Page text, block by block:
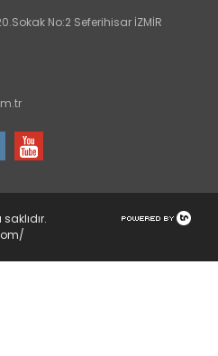
No:2 Seferihisar İZMİR